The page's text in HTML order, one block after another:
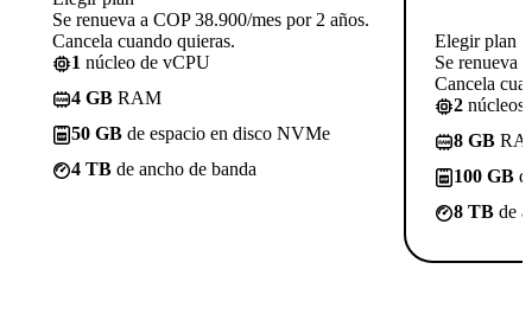
Se renueva a COP 38.900/mes por 2 años.
Cancela cuando quieras.
1 núcleo de vCPU
4 GB RAM
50 GB de espacio en disco NVMe
4 TB de ancho de banda
Elegir plan
Se renueva
Cancela
2 núcleos
8 GB
100 GB
8 TB de